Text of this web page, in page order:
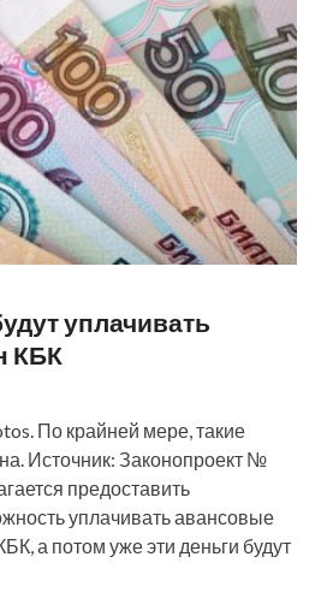
уплачивать
КБК
По крайней мере, такие
Источник: Законопроект №
предоставить
уплачивать авансовые
а потом уже эти деньги будут